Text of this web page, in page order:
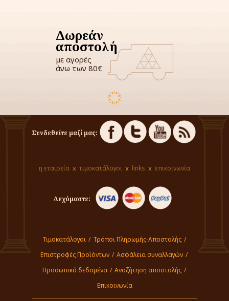
Δωρεάν
αποστολή
με αγορές
άνω των 80€
Συνδεθείτε μαζί μας:
η εταιρεία τιμοκατάλογοι links επικοινωνία
Δεχόμαστε:
Τιμοκατάλογοι / Τρόποι Πληρωμής-Αποστολής /
Επιστροφές Προϊόντων / Ασφάλεια συναλλαγών /
Προσωπικά δεδομένα / Αναζήτηση αποστολής /
Επικοινωνία